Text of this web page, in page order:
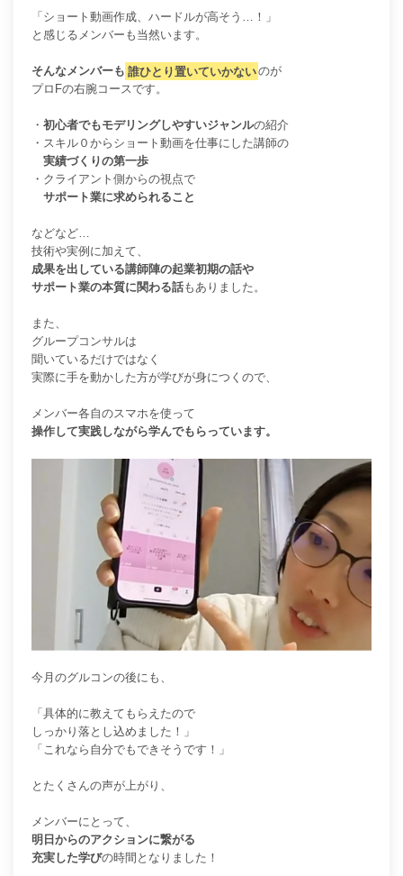
「ショート動画作成、ハードルが高そう…！」
と感じるメンバーも当然います。
そんなメンバーも 誰ひとり置いていかないのが
プロFの右腕コースです。
・ 初心者でもモデリングしやすいジャンルの紹介
・スキル０から ショート動画を仕事にした講師の
実績づくりの第一歩
・クライアント側からの視点で
サポート業に求められること
などなど…
技術や実例に加えて、
成果を出している講師陣の起業初期の話や
サポート業の本質に関わる話もありました。
また、
グループコンサルは
聞いているだけではなく
実際に手を動かした方が学びが身につくので、
メンバー各自のスマホを使って
操作して実践しながら学んでもらっています。
今月のグルコンの後にも、
「具体的に教えてもらえたので
しっかり落とし込めました！」
「これなら自分でもできそうです！」
とたくさんの声が上がり、
メンバーにとって、
明日からのアクションに繋がる
充実した学びの時間となりました！